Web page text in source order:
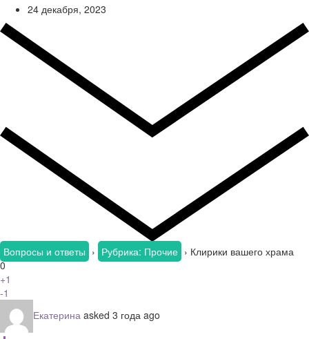
24 декабря, 2023
Вопросы и ответы › Рубрика: Прочие › Клирики вашего храма
0
+1
-1
Екатерина asked 3 года ago